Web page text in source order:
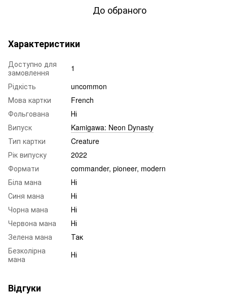
До обраного
Характеристики
Доступно для
замовлення
1
Рідкість
uncommon
Мова картки
French
Фольгована
Ні
Випуск
Kamigawa: Neon Dynasty
Тип картки
Creature
Рік випуску
2022
Формати
commander, pioneer, modern
Біла мана
Ні
Синя мана
Ні
Чорна мана
Ні
Червона мана
Ні
Зелена мана
Так
Безколірна
мана
Ні
Відгуки